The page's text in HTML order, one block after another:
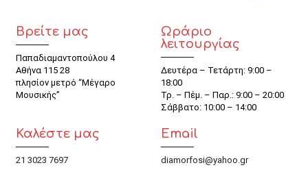
Βρείτε μας
Παπαδιαμαντοπούλου 4
Αθήνα 115 28
πλησίον μετρό “Μέγαρο
Μουσικής”
Ωράριο
λειτουργίας
Δευτέρα – Τετάρτη: 9:00 –
18:00
Τρ. – Πέμ. – Παρ.: 9:00 – 20:00
Σάββατο: 10:00 – 14:00
Καλέστε μας
21 3023 7697
Email
diamorfosi@yahoo.gr